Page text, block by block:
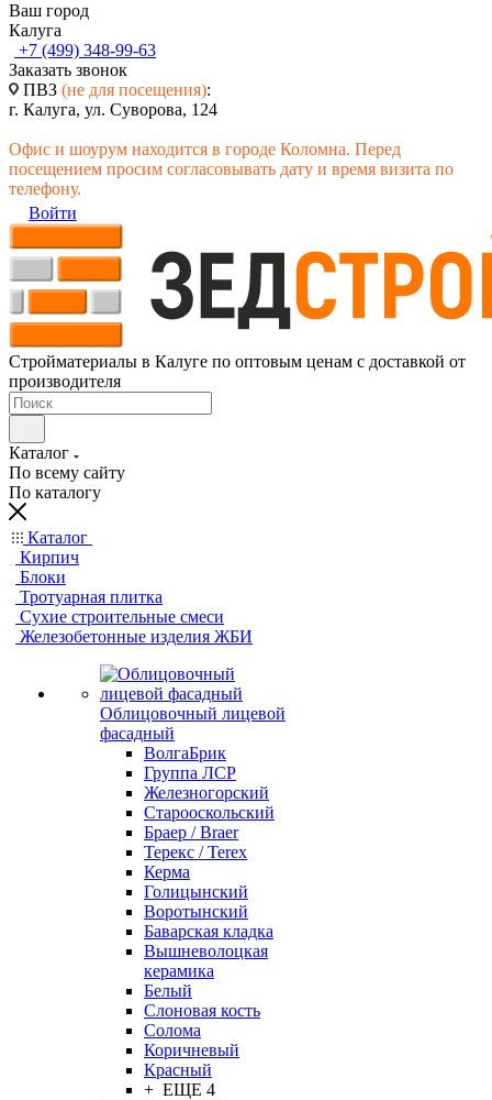
Ваш город
Калуга
+7 (499) 348-99-63
Заказать звонок
ПВЗ (не для посещения):
г. Калуга, ул. Суворова, 124
Офис и шоурум находится в городе Коломна. Перед
посещением просим согласовывать дату и время визита по
телефону.
Войти
Стройматериалы в Калуге по оптовым ценам с доставкой от
производителя
Каталог
По всему сайту
По каталогу
Каталог
Кирпич
Блоки
Тротуарная плитка
Сухие строительные смеси
Железобетонные изделия ЖБИ
Облицовочный лицевой
фасадный
ВолгаБрик
Группа ЛСР
Железногорский
Старооскольский
Браер / Braer
Терекс / Terex
Керма
Голицынский
Воротынский
Баварская кладка
Вышневолоцкая
керамика
Белый
Слоновая кость
Солома
Коричневый
Красный
+ ЕЩЕ 4